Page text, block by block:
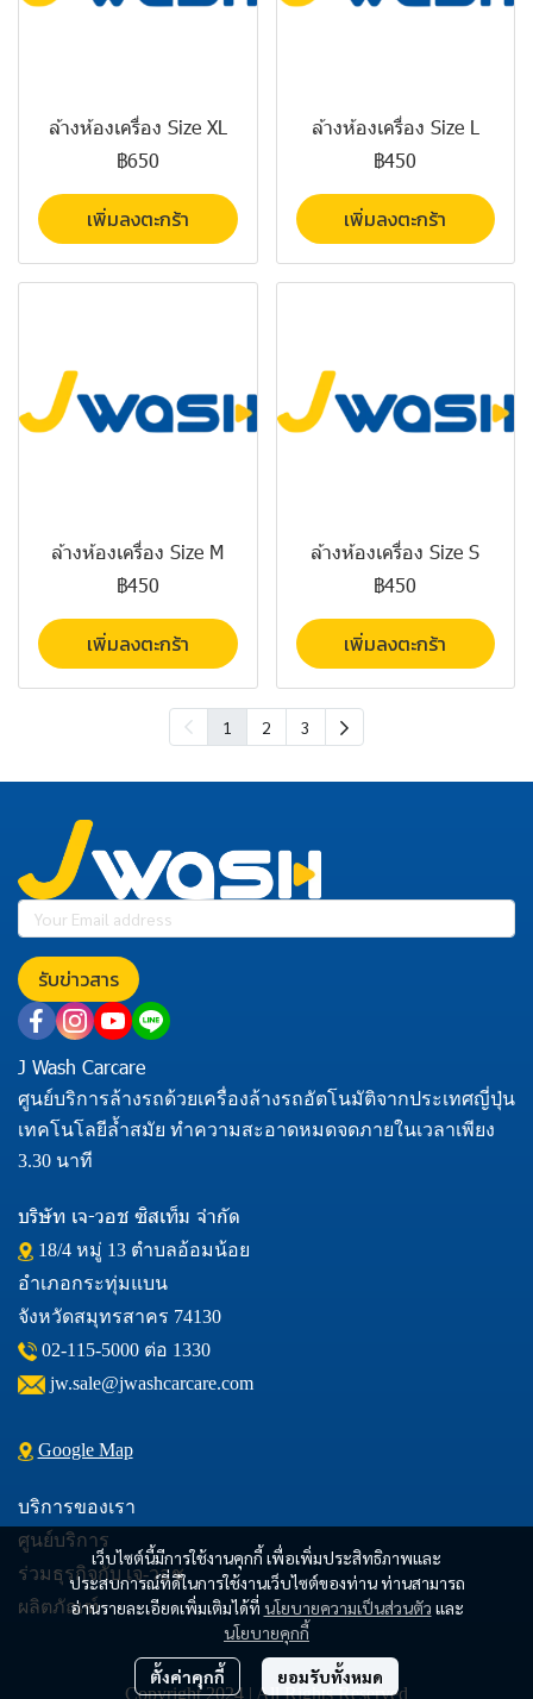
ล้างห้องเครื่อง Size XL
฿650
เพิ่มลงตะกร้า
ล้างห้องเครื่อง Size L
฿450
เพิ่มลงตะกร้า
ล้างห้องเครื่อง Size M
฿450
เพิ่มลงตะกร้า
ล้างห้องเครื่อง Size S
฿450
เพิ่มลงตะกร้า
1 2 3
เว็บไซต์นี้มีการใช้งานคุกกี้ เพื่อเพิ่มประสิทธิภาพและ
ประสบการณ์ที่ดีในการใช้งานเว็บไซต์ของท่าน ท่านสามารถ
อ่านรายละเอียดเพิ่มเติมได้ที่ นโยบายความเป็นส่วนตัว และ
นโยบายคุกกี้
ตั้งค่าคุกกี้ ยอมรับทั้งหมด
รับข่าวสาร
J Wash Carcare
ศูนย์บริการล้างรถด้วยเครื่องล้างรถอัตโนมัติจากประเทศญี่ปุ่น
เทคโนโลยีล้ำสมัย ทำความสะอาดหมดจดภายในเวลาเพียง
3.30 นาที
บริษัท เจ-วอช ซิสเท็ม จำกัด
18/4 หมู่ 13 ตำบลอ้อมน้อย
อำเภอกระทุ่มแบน
จังหวัดสมุทรสาคร 74130
02-115-5000 ต่อ 1330
jw.sale@jwashcarcare.com
Google Map
บริการของเรา
ศูนย์บริการ
ร่วมธุรกิจกับ เจ-วอช
ผลิตภัณฑ์
Copyright 2024 | All Rights Reserved